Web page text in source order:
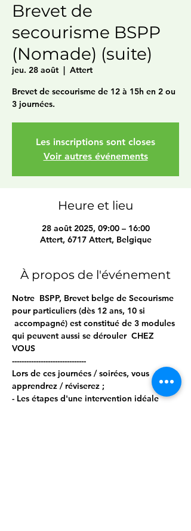
Brevet de
secourisme BSPP
(Nomade) (suite)
jeu. 28 août
  |
Attert
Brevet de secourisme de 12 à 15h en 2 ou
3 journées.
Les inscriptions sont closes
Voir autres événements
Heure et lieu
28 août 2025, 09:00 – 16:00
Attert, 6717 Attert, Belgique
À propos de l'événement
Notre  BSPP, Brevet belge de Secourisme
pour particuliers (dès 12 ans, 10 si
accompagné) est constitué de 3 modules
qui peuvent aussi se dérouler  CHEZ
VOUS
-------------------------------
Lors de ces journées / soirées, vous
apprendrez / réviserez ;
- Les étapes d'une intervention idéale